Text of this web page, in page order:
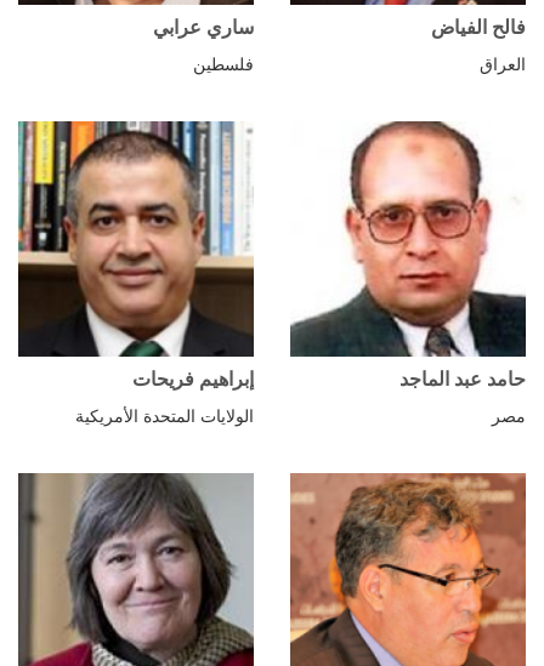
فالح الفياض
العراق
ساري عرابي
فلسطين
حامد عبد الماجد
مصر
إبراهيم فريحات
الولايات المتحدة الأمريكية